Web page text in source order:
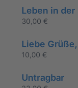
Leben in
30,00 €
Liebe
10,00 €
Untragbar